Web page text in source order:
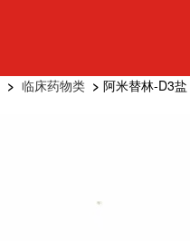
> 临床药物类 > 阿米替林-D3盐